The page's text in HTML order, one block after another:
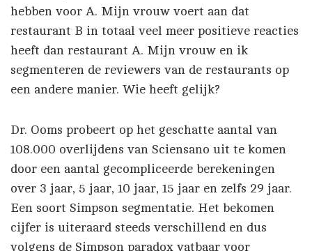
hebben voor A. Mijn vrouw voert aan dat
restaurant B in totaal veel meer positieve reacties
heeft dan restaurant A. Mijn vrouw en ik
segmenteren de reviewers van de restaurants op
een andere manier. Wie heeft gelijk?
Dr. Ooms probeert op het geschatte aantal van
108.000 overlijdens van Sciensano uit te komen
door een aantal gecompliceerde berekeningen
over 3 jaar, 5 jaar, 10 jaar, 15 jaar en zelfs 29 jaar.
Een soort Simpson segmentatie. Het bekomen
cijfer is uiteraard steeds verschillend en dus
volgens de Simpson paradox vatbaar voor